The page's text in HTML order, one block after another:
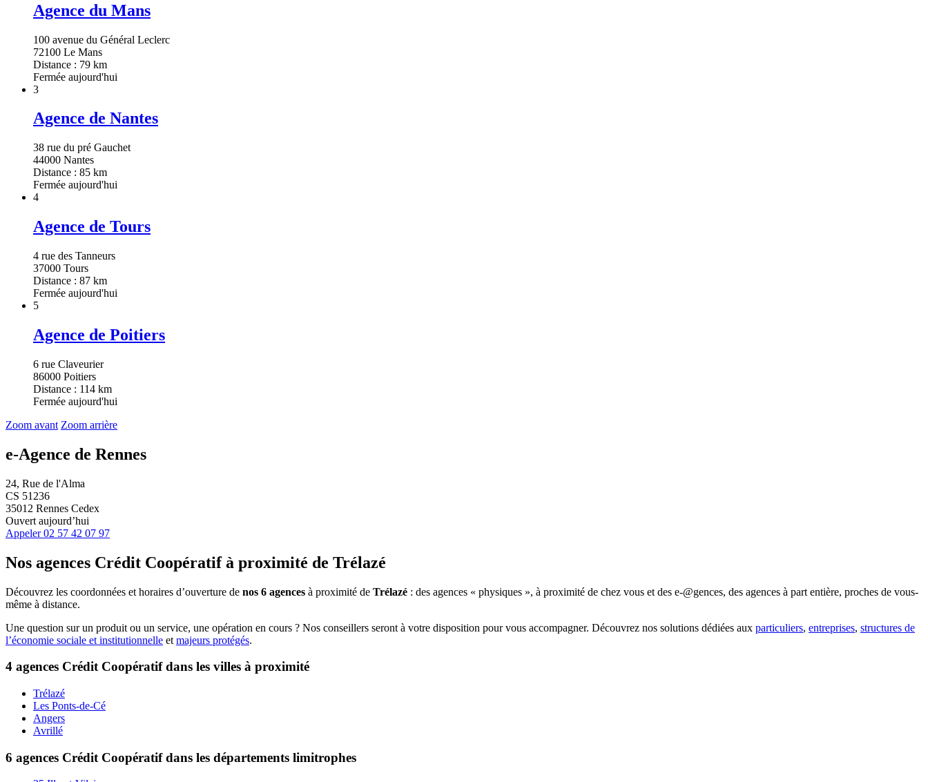
Agence du Mans
100 avenue du Général Leclerc
72100 Le Mans
Distance : 79 km
Fermée aujourd'hui
3
Agence de Nantes
38 rue du pré Gauchet
44000 Nantes
Distance : 85 km
Fermée aujourd'hui
4
Agence de Tours
4 rue des Tanneurs
37000 Tours
Distance : 87 km
Fermée aujourd'hui
5
Agence de Poitiers
6 rue Claveurier
86000 Poitiers
Distance : 114 km
Fermée aujourd'hui
Zoom avant Zoom arrière
e-Agence de Rennes
24, Rue de l'Alma
CS 51236
35012 Rennes Cedex
Ouvert aujourd’hui
Appeler 02 57 42 07 97
Nos agences Crédit Coopératifà proximité de Trélazé
Découvrez les coordonnées et horaires d’ouverture de nos 6 agences à proximité de Trélazé : des agences « physiques », à proximité de chez vous et des e-@gences, des agences à part entière, proches de vous-
même à distance.
Une question sur un produit ou un service, une opération en cours ? Nos conseillers seront à votre disposition pour vous accompagner. Découvrez nos solutions dédiées aux particuliers, entreprises, structures de
l’économie sociale et institutionnelle et majeurs protégés.
4 agences Crédit Coopératif dans les villes à proximité
Trélazé
Les Ponts-de-Cé
Angers
Avrillé
6 agences Crédit Coopératif dans les départements limitrophes